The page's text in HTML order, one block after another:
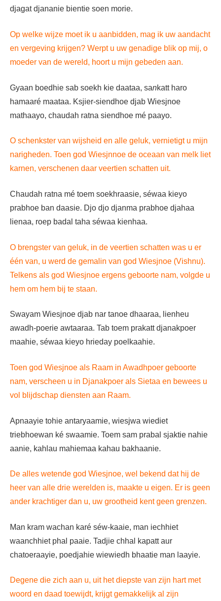
djagat djananie bientie soen morie.
Op welke wijze moet ik u aanbidden, mag ik uw aandacht
en vergeving krijgen? Werpt u uw genadige blik op mij, o
moeder van de wereld, hoort u mijn gebeden aan.
Gyaan boedhie sab soekh kie daataa, sankatt haro
hamaaré maataa. Ksjier-siendhoe djab Wiesjnoe
mathaayo, chaudah ratna siendhoe mé paayo.
O schenkster van wijsheid en alle geluk, vernietigt u mijn
narigheden. Toen god Wiesjnnoe de oceaan van melk liet
karnen, verschenen daar veertien schatten uit.
Chaudah ratna mé toem soekhraasie, séwaa kieyo
prabhoe ban daasie. Djo djo djanma prabhoe djahaa
lienaa, roep badal taha séwaa kienhaa.
O brengster van geluk, in de veertien schatten was u er
één van, u werd de gemalin van god Wiesjnoe (Vishnu).
Telkens als god Wiesjnoe ergens geboorte nam, volgde u
hem om hem bij te staan.
Swayam Wiesjnoe djab nar tanoe dhaaraa, lienheu
awadh-poerie awtaaraa. Tab toem prakatt djanakpoer
maahie, séwaa kieyo hrieday poelkaahie.
Toen god Wiesjnoe als Raam in Awadhpoer geboorte
nam, verscheen u in Djanakpoer als Sietaa en bewees u
vol blijdschap diensten aan Raam.
Apnaayie tohie antaryaamie, wiesjwa wiediet
triebhoewan ké swaamie. Toem sam prabal sjaktie nahie
aanie, kahlau mahiemaa kahau bakhaanie.
De alles wetende god Wiesjnoe, wel bekend dat hij de
heer van alle drie werelden is, maakte u eigen. Er is geen
ander krachtiger dan u, uw grootheid kent geen grenzen.
Man kram wachan karé séw-kaaie, man iechhiet
waanchhiet phal paaie. Tadjie chhal kapatt aur
chatoeraayie, poedjahie wiewiedh bhaatie man laayie.
Degene die zich aan u, uit het diepste van zijn hart met
woord en daad toewijdt, krijgt gemakkelijk al zijn